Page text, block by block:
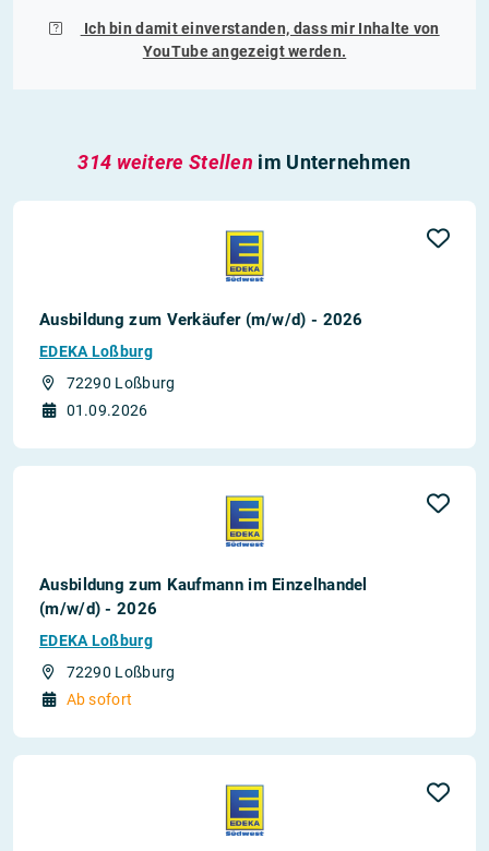
Ich bin damit einverstanden, dass mir Inhalte von
YouTubeangezeigt werden.
314 weitere Stellen im Unternehmen
Ausbildung zum Verkäufer (m/w/d) - 2026
EDEKA Loßburg
72290 Loßburg
01.09.2026
Ausbildung zum Kaufmann im Einzelhandel
(m/w/d) - 2026
EDEKA Loßburg
72290 Loßburg
Ab sofort